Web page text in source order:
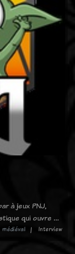
à jeux PNJ,
qui ouvre …
médiéval Interview